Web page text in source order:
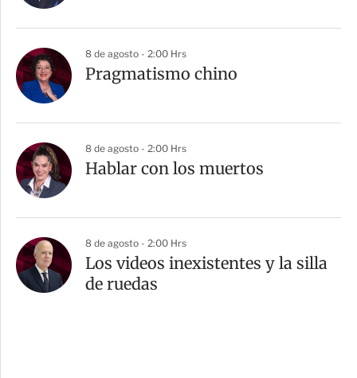
8 de agosto - 2:00 Hrs
Pragmatismo chino
8 de agosto - 2:00 Hrs
Hablar con los muertos
8 de agosto - 2:00 Hrs
Los videos inexistentes y la silla
de ruedas